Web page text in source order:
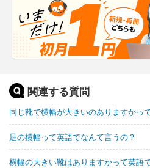
関連する質問
同じ靴で横幅が大きいのありますかっ
足の横幅って英語でなんて言うの？
横幅の大きい靴はありますかって英語